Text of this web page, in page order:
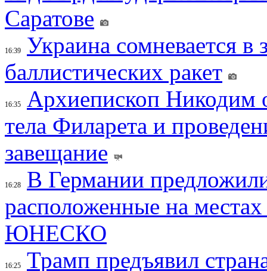
Саратове
16:39
Украина сомневается в
баллистических ракет
16:35
Архиепископ
тела Филарета и
завещание
16:28
В Германии
расположенные на
ЮНЕСКО
16:25
Трамп предъявил